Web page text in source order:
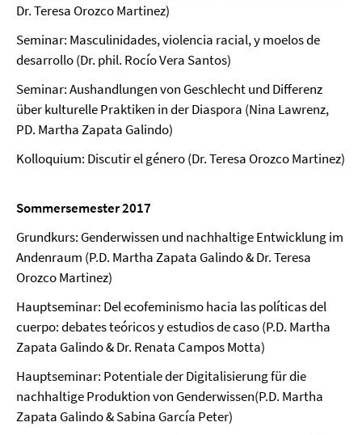
Dr. Teresa Orozco Martinez)
Seminar: Masculinidades, violencia racial, y moelos de
desarrollo (Dr. phil. Rocío Vera Santos)
Seminar: Aushandlungen von Geschlecht und Differenz
über kulturelle Praktiken in der Diaspora (Nina Lawrenz,
PD. Martha Zapata Galindo)
Kolloquium: Discutir el género (Dr. Teresa Orozco Martinez)
Sommersemester 2017
Grundkurs: Genderwissen und nachhaltige Entwicklung im
Andenraum (P.D. Martha Zapata Galindo & Dr. Teresa
Orozco Martinez)
Hauptseminar: Del ecofeminismo hacia las políticas del
cuerpo: debates teóricos y estudios de caso (P.D. Martha
Zapata Galindo & Dr. Renata Campos Motta)
Hauptseminar: Potentiale der Digitalisierung für die
nachhaltige Produktion von Genderwissen(P.D. Martha
Zapata Galindo & Sabina García Peter)